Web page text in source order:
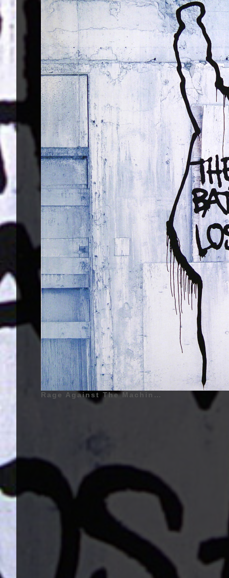
Rage Against The Machine - The Battle of Los Angeles - 1999 | RATM | Zack de la Rocha (Zacharias Manuel de la Rocha) - 12 Janvier 1970 - Long Beach, Californie, États-Unis d'Amérique - Chant (1991 - 2000, 2007 - 2011, 2019 - ...), Tom Morello (Thomas Baptist Morello) (Surnom : The Nightwatchman) - 30 Mai 1964 - Harlem, New York, États-Unis d'Amérique - Guitare (1991 - 2000, 2007 - 2011, 2019 - ...), Tim Commerford (Timothy Robert Commerford) (Également appelé : Timmy C., Y.tim.K, Simmering T, Tim Bob, Tim.com) - 26 Février 1968 - Irvine, Californie, États-Unis d'Amérique - Guitare Basse, Choeurs (1991 - 2000, 2007 - 2011, 2019 - ...), Brad Wilk (Bradley Joseph Wilk) - 5 Septembre 1968 - Portland, Oregon, États-Unis d'Amérique - Batterie, Percussions (1991 - 2000, 2007 - 2011, 2019 - ...) | Genre : Rap Rock, Rap Metal, Funk Metal, Fusion | Pochette d'Album